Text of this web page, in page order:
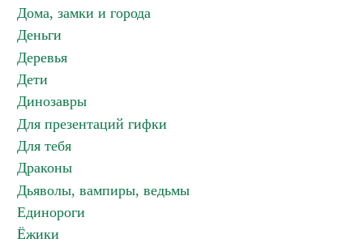
Дома, замки и города
Деньги
Деревья
Дети
Динозавры
Для презентаций гифки
Для тебя
Драконы
Дьяволы, вампиры, ведьмы
Единороги
Ёжики